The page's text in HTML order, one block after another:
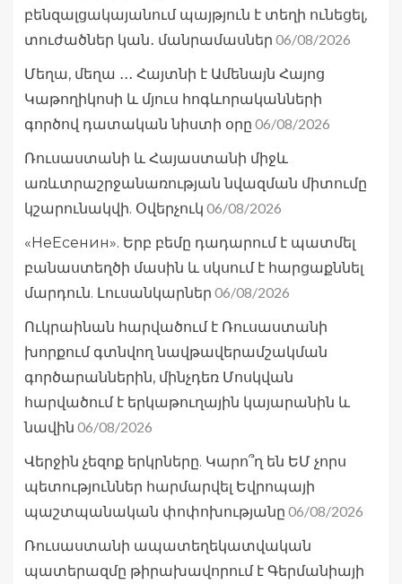
բենզալցակայանում պայթյուն է տեղի ունեցել,
տուժածներ կան․ մանրամասներ 06/08/2026
Մեղա, մեղա ․․․ Հայտնի է Ամենայն Հայոց
Կաթողիկոսի և մյուս հոգևորականների
գործով դատական նիստի օրը 06/08/2026
Ռուսաստանի և Հայաստանի միջև
առևտրաշրջանառության նվազման միտումը
կշարունակվի. Օվերչուկ 06/08/2026
«НеЕсенин». Երբ բեմը դադարում է պատմել
բանաստեղծի մասին և սկսում է հարցաքննել
մարդուն. Լուսանկարներ 06/08/2026
Ուկրաինան հարվածում է Ռուսաստանի
խորքում գտնվող նավթավերամշակման
գործարաններին, մինչդեռ Մոսկվան
հարվածում է երկաթուղային կայարանին և
նավին 06/08/2026
Վերջին չեզոք երկրները. Կարո՞ղ են ԵՄ չորս
պետություններ հարմարվել Եվրոպայի
պաշտպանական փոփոխությանը 06/08/2026
Ռուսաստանի ապատեղեկատվական
պատերազմը թիրախավորում է Գերմանիայի